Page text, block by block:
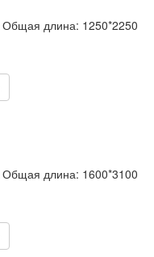
Общая длина: 1250*2250
Общая длина: 1600*3100